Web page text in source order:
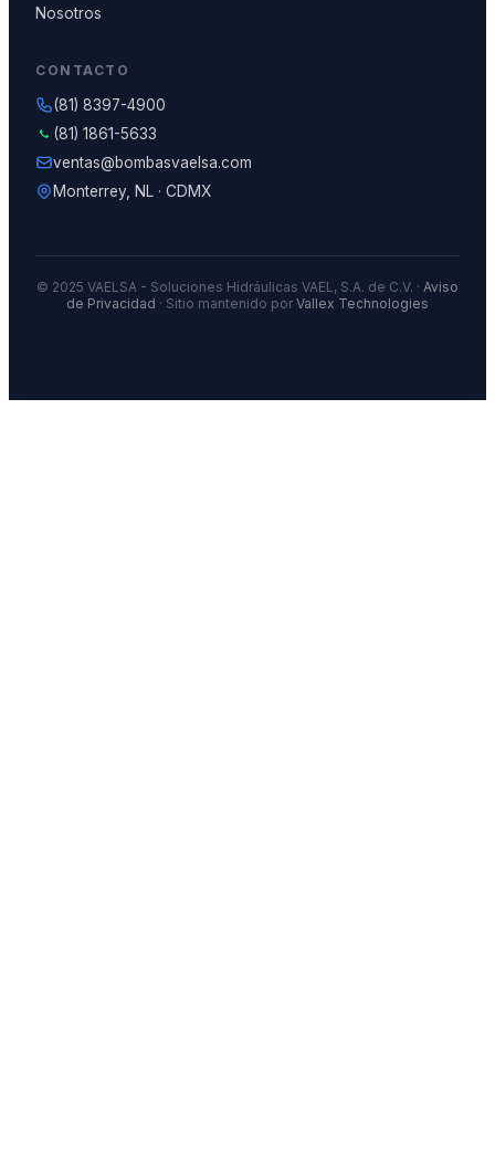
Nosotros
CONTACTO
(81) 8397-4900
(81) 1861-5633
ventas@bombasvaelsa.com
Monterrey, NL · CDMX
© 2025 VAELSA - Soluciones Hidráulicas VAEL, S.A. de C.V. · Aviso
de Privacidad · Sitio mantenido por Vallex Technologies